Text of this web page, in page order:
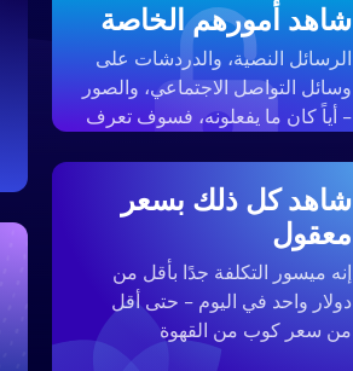
شاهد أمورهم الخاصة
الرسائل النصية، والدردشات على
وسائل التواصل الاجتماعي، والصور
- أياً كان ما يفعلونه، فسوف تعرف
شاهد كل ذلك بسعر
معقول
إنه ميسور التكلفة جدًا بأقل من
دولار واحد في اليوم - حتى أقل
من سعر كوب من القهوة